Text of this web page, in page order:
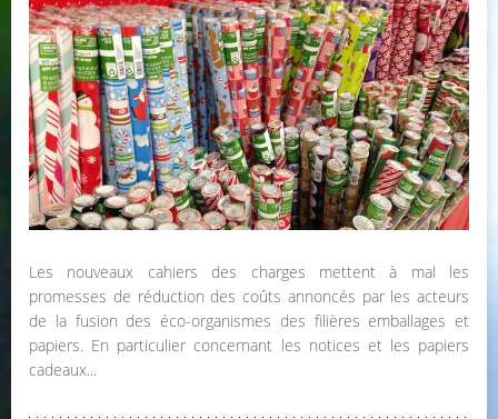
Les nouveaux cahiers des charges mettent à mal les
promesses de réduction des coûts annoncés par les acteurs
de la fusion des éco-organismes des filières emballages et
papiers. En particulier concernant les notices et les papiers
cadeaux...